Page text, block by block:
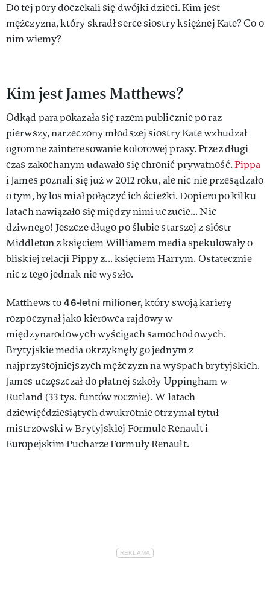
Do tej pory doczekali się dwójki dzieci. Kim jest
mężczyzna, który skradł serce siostry księżnej Kate? Co o
nim wiemy?
Kim jest James Matthews?
Odkąd para pokazała się razem publicznie po raz
pierwszy, narzeczony młodszej siostry Kate wzbudzał
ogromne zainteresowanie kolorowej prasy. Przez długi
czas zakochanym udawało się chronić prywatność.Pippa
i James poznali się już w 2012 roku, ale nic nie przesądzało
o tym, by los miał połączyć ich ścieżki. Dopiero po kilku
latach nawiązało się między nimi uczucie... Nic
dziwnego! Jeszcze długo po ślubie starszej z sióstr
Middleton z księciem Williamem media spekulowały o
bliskiej relacji Pippy z... księciem Harrym. Ostatecznie
nic z tego jednak nie wyszło.
Matthews to46-letni milioner,który swoją karierę
rozpoczynał jako kierowca rajdowy w
międzynarodowych wyścigach samochodowych.
Brytyjskie media okrzyknęły go jednym z
najprzystojniejszych mężczyzn na wyspach brytyjskich.
James uczęszczał do płatnej szkoły Uppingham w
Rutland (33 tys. funtów rocznie). W latach
dziewięćdziesiątych dwukrotnie otrzymał tytuł
mistrzowski w Brytyjskiej Formule Renault i
Europejskim Pucharze Formuły Renault.